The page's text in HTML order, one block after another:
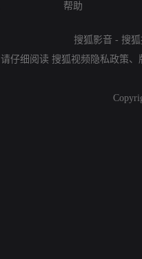
帮助
搜狐影音 - 搜
请仔细阅读 搜狐视频隐私政策、